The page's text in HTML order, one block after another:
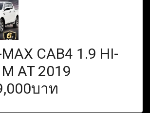
MAX CAB4 1.9 HI-
AT 2019
บาท